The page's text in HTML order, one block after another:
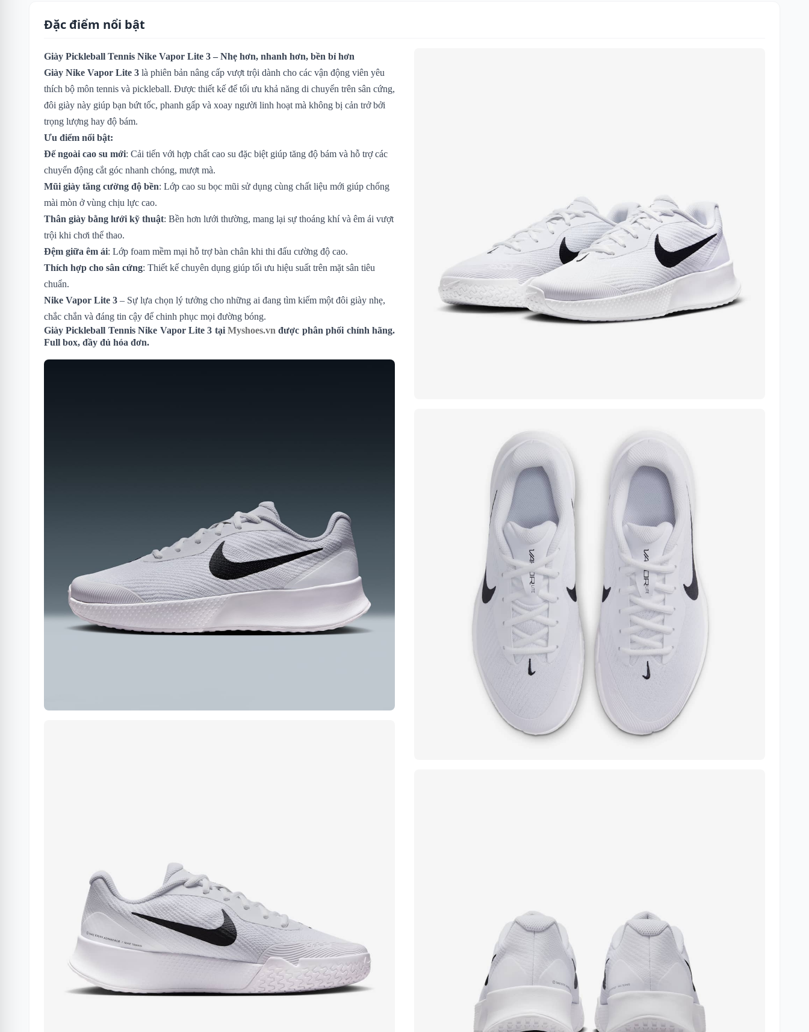
Đặc điểm nổi bật
Giày Pickleball Tennis Nike Vapor Lite 3 – Nhẹ hơn, nhanh hơn, bền bỉ hơn
Giày Nike Vapor Lite 3 là phiên bản nâng cấp vượt trội dành cho các vận động viên yêu
thích bộ môn tennis và pickleball. Được thiết kế để tối ưu khả năng di chuyển trên sân cứng,
đôi giày này giúp bạn bứt tốc, phanh gấp và xoay người linh hoạt mà không bị cản trở bởi
trọng lượng hay độ bám.
Ưu điểm nổi bật:
Đế ngoài cao su mới: Cải tiến với hợp chất cao su đặc biệt giúp tăng độ bám và hỗ trợ các
chuyển động cắt góc nhanh chóng, mượt mà.
Mũi giày tăng cường độ bền: Lớp cao su bọc mũi sử dụng cùng chất liệu mới giúp chống
mài mòn ở vùng chịu lực cao.
Thân giày bằng lưới kỹ thuật: Bền hơn lưới thường, mang lại sự thoáng khí và êm ái vượt
trội khi chơi thể thao.
Đệm giữa êm ái: Lớp foam mềm mại hỗ trợ bàn chân khi thi đấu cường độ cao.
Thích hợp cho sân cứng: Thiết kế chuyên dụng giúp tối ưu hiệu suất trên mặt sân tiêu
chuẩn.
Nike Vapor Lite 3 – Sự lựa chọn lý tưởng cho những ai đang tìm kiếm một đôi giày nhẹ,
chắc chắn và đáng tin cậy để chinh phục mọi đường bóng.
Giày Pickleball Tennis Nike Vapor Lite 3 tại Myshoes.vn được phân phối chính hãng.
Full box, đầy đủ hóa đơn.